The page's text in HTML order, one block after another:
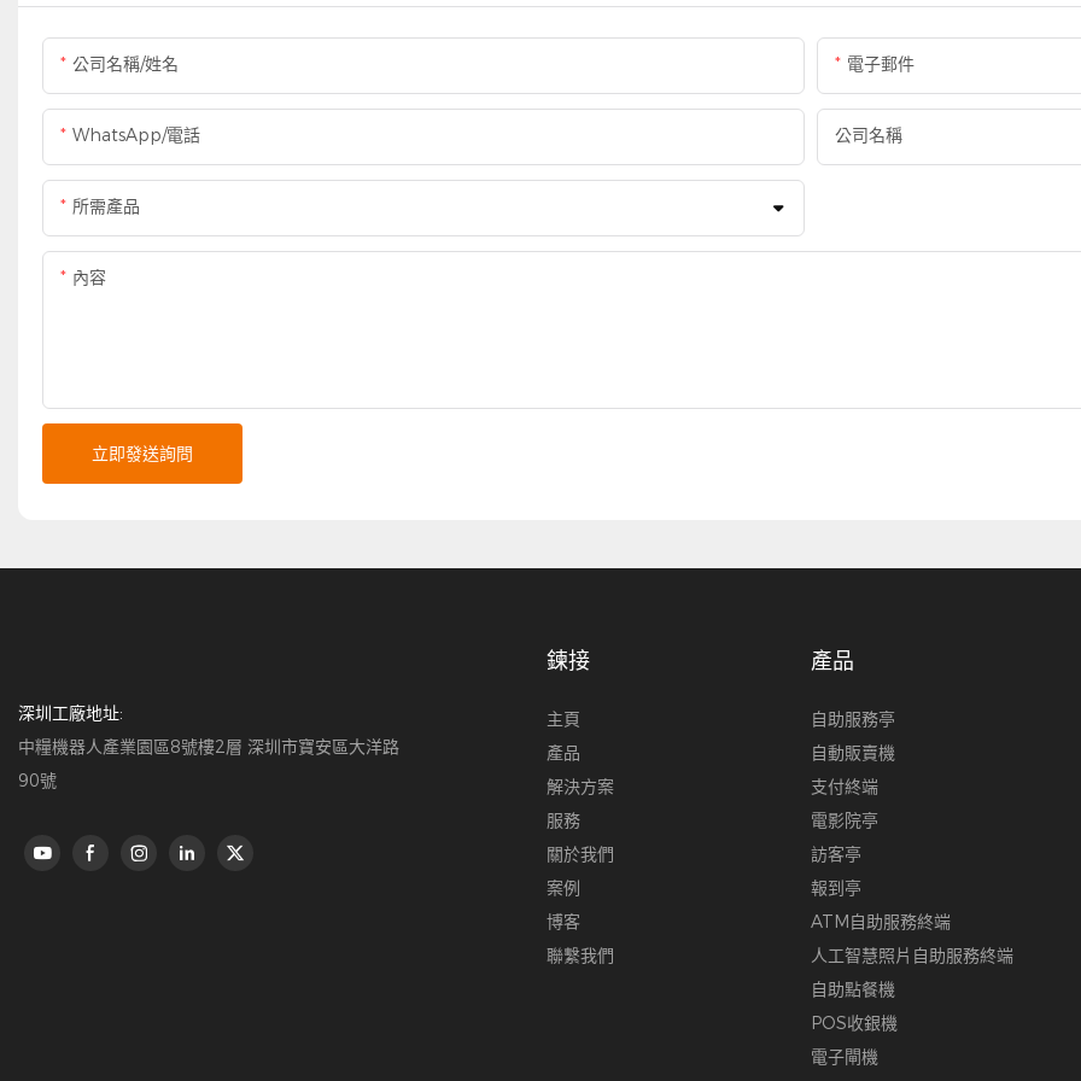
留安自助缴费终端：彻底改变停
公司名稱/姓名 電子郵件
WhatsApp/電話 公司名稱
所需產品
內容
立即發送詢問
深圳工廠地址:
中糧機器人產業園區8號樓2層 深圳市寶安區大洋路
90號
鍊接
主頁
產品
解決方案
服務
關於我們
案例
博客
聯繫我們
產品
自助服務亭
自動販賣機
支付終端
電影院亭
訪客亭
報到亭
ATM自助服務終端
人工智慧照片自助服務終端
自助點餐機
POS收銀機
電子閘機